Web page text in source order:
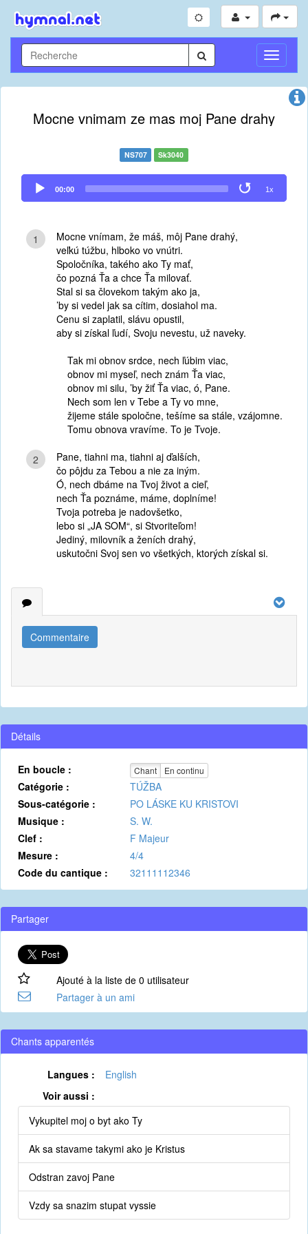
Toggle
Mocne vnimam ze mas moj Pane drahy
NS707 Sk3040
Audio
Player
00:00 1x
1
Mocne vnímam, že máš, môj Pane drahý,
veľkú túžbu, hlboko vo vnútri.
Spoločníka, takého ako Ty mať,
čo pozná Ťa a chce Ťa milovať.
Stal si sa človekom takým ako ja,
’by si vedel jak sa cítim, dosiahol ma.
Cenu si zaplatil, slávu opustil,
aby si získal ľudí, Svoju nevestu, už naveky.
Tak mi obnov srdce, nech ľúbim viac,
obnov mi myseľ, nech znám Ťa viac,
obnov mi silu, ’by žiť Ťa viac, ó, Pane.
Nech som len v Tebe a Ty vo mne,
žijeme stále spoločne, tešíme sa stále, vzájomne.
Tomu obnova vravíme. To je Tvoje.
2
Pane, tiahni ma, tiahni aj ďalších,
čo pôjdu za Tebou a nie za iným.
Ó, nech dbáme na Tvoj život a cieľ,
nech Ťa poznáme, máme, doplníme!
Tvoja potreba je nadovšetko,
lebo si „JA SOM“, si Stvoriteľom!
Jediný, milovník a ženích drahý,
uskutočni Svoj sen vo všetkých, ktorých získal si.
Commentaire
Détails
En boucle : Chant En continu
Catégorie :
TÚŽBA
Sous-catégorie :
PO LÁSKE KU KRISTOVI
Musique :
S. W.
Clef :
F Majeur
Mesure :
4/4
Code du cantique :
32111112346
Partager
Ajouté à la liste de 0 utilisateur
Partager à un ami
Chants apparentés
Langues :
English
Voir aussi :
Vykupitel moj o byt ako Ty
Ak sa stavame takymi ako je Kristus
Odstran zavoj Pane
Vzdy sa snazim stupat vyssie